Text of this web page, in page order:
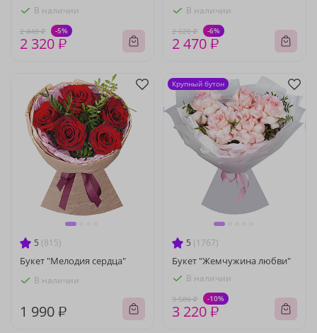
В наличии
2 440 ₽ -5%
2 320 ₽
В наличии
2 620 ₽ -6%
2 470 ₽
5 (815)
Букет "Мелодия сердца"
В наличии
1 990 ₽
5 (1767)
Букет "Жемчужина любви"
В наличии
3 580 ₽ -10%
3 220 ₽
Крупный бутон